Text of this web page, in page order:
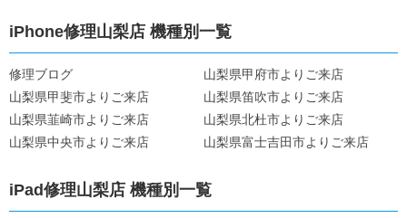
iPhone修理山梨店 機種別一覧
修理ブログ
山梨県甲府市よりご来店
山梨県甲斐市よりご来店
山梨県笛吹市よりご来店
山梨県韮崎市よりご来店
山梨県北杜市よりご来店
山梨県中央市よりご来店
山梨県富士吉田市よりご来店
iPad修理山梨店 機種別一覧